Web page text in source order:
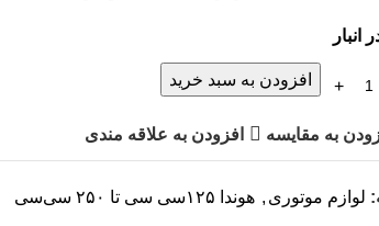
افزودن به سبد خرید
به مقایسه افزودن به علاقه مندی
لوازم موتوری , هوندا ۱۲۵سی سی تا ۲۵۰ سی‌سی